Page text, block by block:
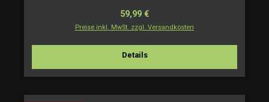
Regulärer Preis:
59,99 €
Preise inkl. MwSt. zzgl. Versandkosten
Details